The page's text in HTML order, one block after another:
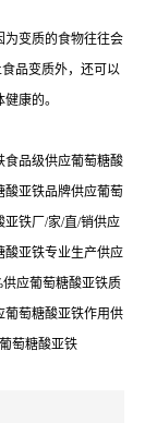
为变质的食物往往会
品变质外，还可以
康的。
食品级供应葡萄糖酸
亚铁品牌供应葡萄
铁厂/家/直/销供应
酸亚铁专业生产供应
应葡萄糖酸亚铁质
葡萄糖酸亚铁作用供
萄糖酸亚铁